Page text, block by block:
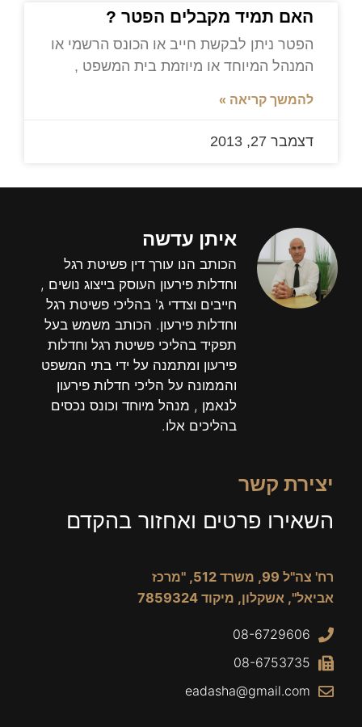
האם תמיד מקבלים הפטר ?
הפטר ניתן לבקשת חייב או הכונס הרשמי או
המנהל המיוחד או מיוזמת בית המשפט ,
להמשך קריאה »
דצמבר 27, 2013
איתן עדשה
הכותב הנו עורך דין פשיטת רגל
וחדלות פירעון העוסק בייצוג נושים ,
חייבים וצדדי ג' בהליכי פשיטת רגל
וחדלות פירעון. הכותב משמש בעל
תפקיד בהליכי פשיטת רגל וחדלות
פירעון ומתמנה על ידי בתי המשפט
והממונה על הליכי חדלות פירעון
לנאמן , מנהל מיוחד וכונס נכסים
בהליכים אלו.
יצירת קשר
השאירו פרטים ואחזור בהקדם
רח' צה"ל 99, משרד 512, "מרכז
אביאל", אשקלון, מיקוד 7859324
08-6729606
08-6753735
eadasha@gmail.com